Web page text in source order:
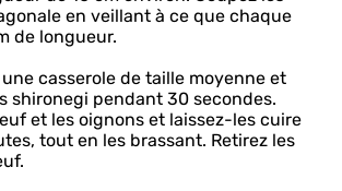
en veillant à ce que chaque
de longueur.
casserole de taille moyenne et
shironegi pendant 30 secondes.
et les oignons et laissez-les cuire
tout en les brassant. Retirez les